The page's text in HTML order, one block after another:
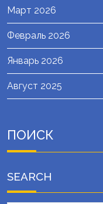
Март 2026
Февраль 2026
Январь 2026
Август 2025
ПОИСК
SEARCH